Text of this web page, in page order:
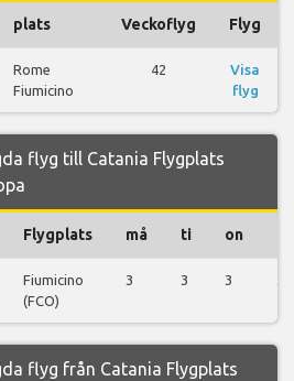
plats Veckoflyg Flyg
Rome
Fiumicino
42
Visa
flyg
flyg till Catania Flygplats
Flygplats må ti on
Fiumicino
(FCO)
3 3 3
flyg från Catania Flygplats